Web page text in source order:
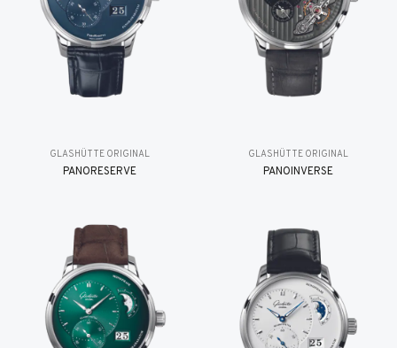
GLASHÜTTE ORIGINAL
PANORESERVE
GLASHÜTTE ORIGINAL
PANOINVERSE